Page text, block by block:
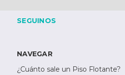
SEGUINOS
NAVEGAR
¿Cuánto sale un Piso Flotante?